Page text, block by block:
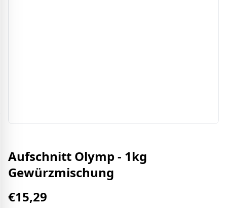
Aufschnitt Olymp - 1kg
Gewürzmischung
€15,29